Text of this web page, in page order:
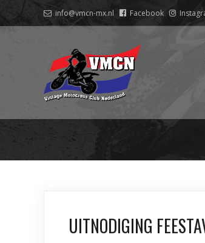
info@vmcn-mx.nl Facebook
UITNODIGING